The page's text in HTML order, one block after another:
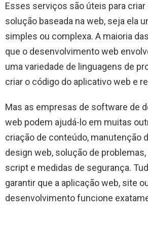
Esses serviços são úteis para
solução baseada na web, seja ela
simples ou complexa. A maioria
que o desenvolvimento web
uma variedade de linguagens de
criar o código do aplicativo web e
Mas as empresas de software de
web podem ajudá-lo em muitas
criação de conteúdo, manutenção
design web, solução de
script e medidas de segurança.
garantir que a aplicação web, site
desenvolvimento funcione